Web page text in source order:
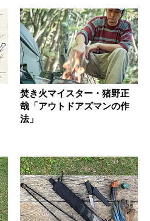
焚き火マイスター・猪野正
哉「アウトドアズマンの作
法」